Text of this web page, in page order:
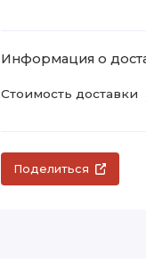
Информация о
Стоимость доставки
Поделиться